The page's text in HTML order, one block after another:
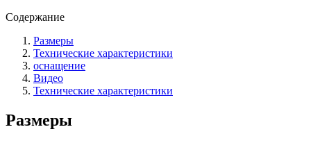
Содержание
Размеры
Технические характеристики
оснащение
Видео
Технические характеристики
Размеры